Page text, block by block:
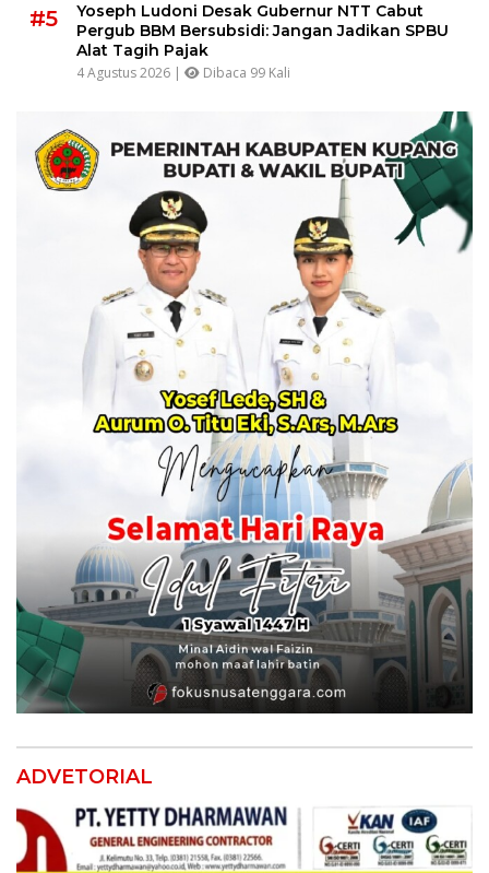
#5
Yoseph Ludoni Desak Gubernur NTT Cabut
Pergub BBM Bersubsidi: Jangan Jadikan SPBU
Alat Tagih Pajak
4 Agustus 2026 | Dibaca 99 Kali
ADVETORIAL